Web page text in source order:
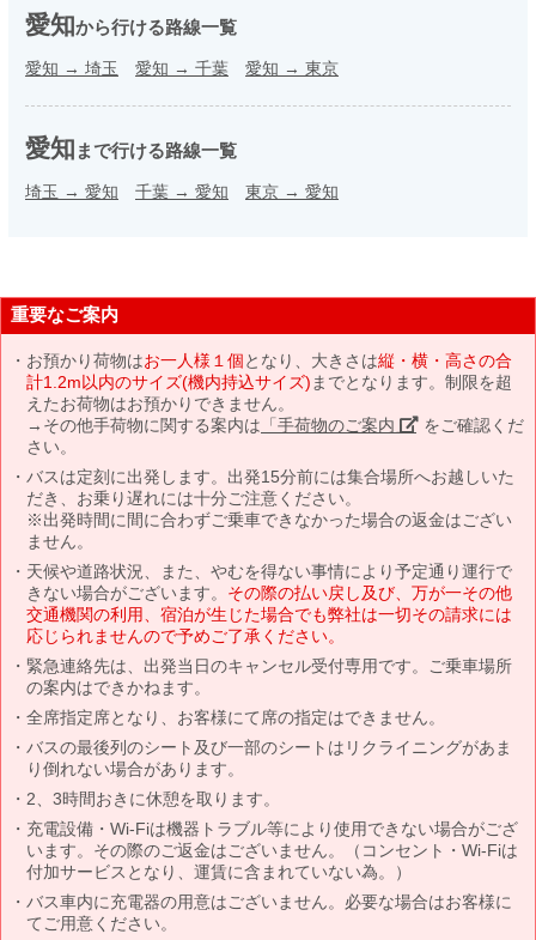
愛知から行ける路線一覧
愛知 → 埼玉 愛知 → 千葉 愛知 → 東京
愛知 まで行ける路線一覧
埼玉 → 愛知 千葉 → 愛知 東京 → 愛知
重要なご案内
お預かり荷物はお一人様１個となり、大きさは縦・横・高さの合
計1.2m以内のサイズ(機内持込サイズ) までとなります。制限を超
えたお荷物はお預かりできません。
→その他手荷物に関する案内は 「手荷物のご案内」 をご確認くだ
さい。
バスは定刻に出発します。出発15分前には集合場所へお越しいた
だき、お乗り遅れには十分ご注意ください。
※出発時間に間に合わずご乗車できなかった場合の返金はござい
ません。
天候や道路状況、また、やむを得ない事情により予定通り運行で
きない場合がございます。 その際の払い戻し及び、万が一その他
交通機関の利用、宿泊が生じた場合でも弊社は一切その請求には
応じられませんので予めご了承ください。
緊急連絡先は、出発当日のキャンセル受付専用です。ご乗車場所
の案内はできかねます。
全席指定席となり、お客様にて席の指定はできません。
バスの最後列のシート及び一部のシートはリクライニングがあま
り倒れない場合があります。
2、3時間おきに休憩を取ります。
充電設備・Wi-Fiは機器トラブル等により使用できない場合がござ
います。その際のご返金はございません。（コンセント・Wi-Fiは
付加サービスとなり、運賃に含まれていない為。）
バス車内に充電器の用意はございません。必要な場合はお客様に
てご用意ください。